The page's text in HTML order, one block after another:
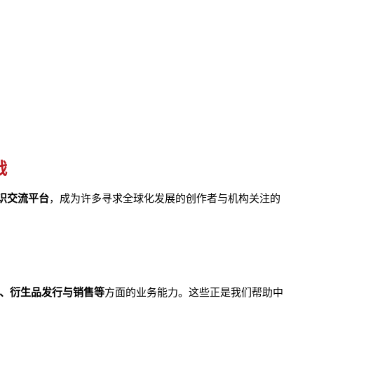
交流平台，成为许多寻求全球化发展的创作者与机构关注的
衍生品发行与销售等方面的业务能力。这些正是我们帮助中